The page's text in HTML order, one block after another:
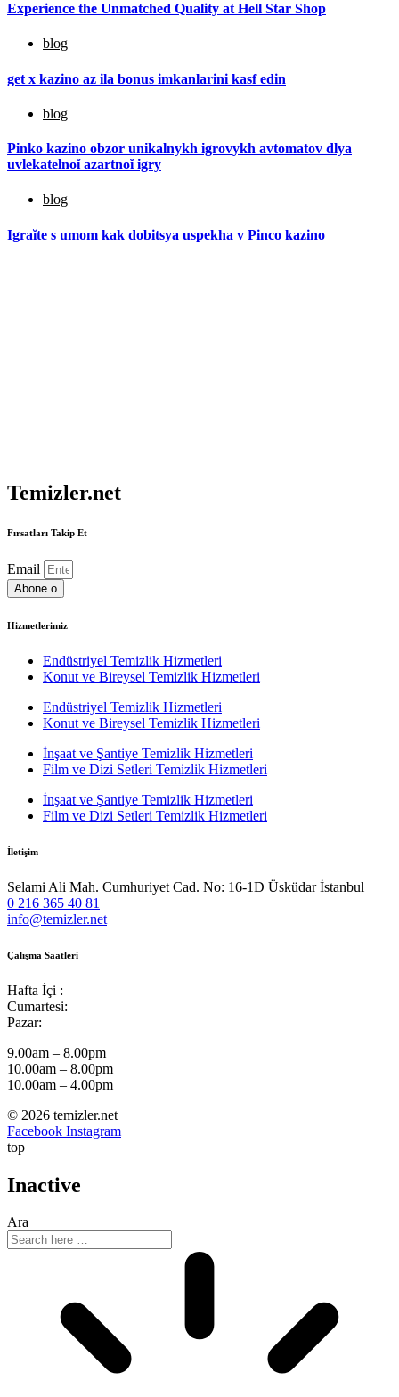
Experience the Unmatched Quality at Hell Star Shop
blog
get x kazino az ila bonus imkanlarini kasf edin
blog
Pinko kazino obzor unikalnykh igrovykh avtomatov dlya
uvlekatelnoĭ azartnoĭ igry
blog
Igraĭte s umom kak dobitsya uspekha v Pinco kazino
Temizler.net
Fırsatları Takip Et
Email
Abone o
Hizmetlerimiz
Endüstriyel Temizlik Hizmetleri
Konut ve Bireysel Temizlik Hizmetleri
Endüstriyel Temizlik Hizmetleri
Konut ve Bireysel Temizlik Hizmetleri
İnşaat ve Şantiye Temizlik Hizmetleri
Film ve Dizi Setleri Temizlik Hizmetleri
İnşaat ve Şantiye Temizlik Hizmetleri
Film ve Dizi Setleri Temizlik Hizmetleri
İletişim
Selami Ali Mah. Cumhuriyet Cad. No: 16-1D Üsküdar İstanbul
0 216 365 40 81
info@temizler.net
Çalışma Saatleri
Hafta İçi :
Cumartesi:
Pazar:
9.00am – 8.00pm
10.00am – 8.00pm
10.00am – 4.00pm
© 2026 temizler.net
Facebook Instagram
top
Inactive
Ara